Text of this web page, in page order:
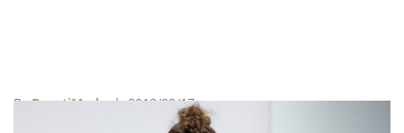
ByBeautiMode| 2013/09/17